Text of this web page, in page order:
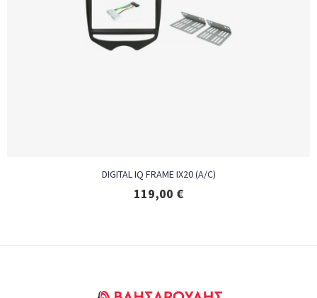
DIGITAL IQ FRAME IX20 (A/C)
119,00 €